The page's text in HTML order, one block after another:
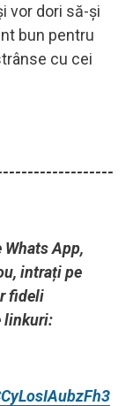
vor dori să-și
bun pentru
cu cei
App,
intrați pe
fideli
linkuri: